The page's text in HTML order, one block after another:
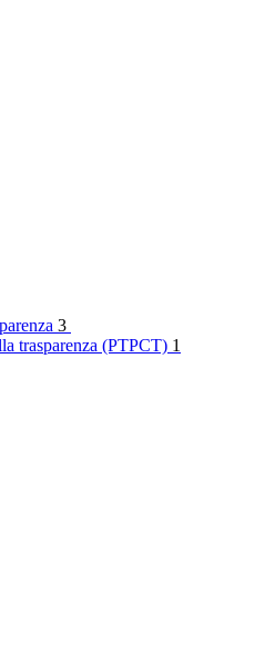
3
trasparenza (PTPCT) 1